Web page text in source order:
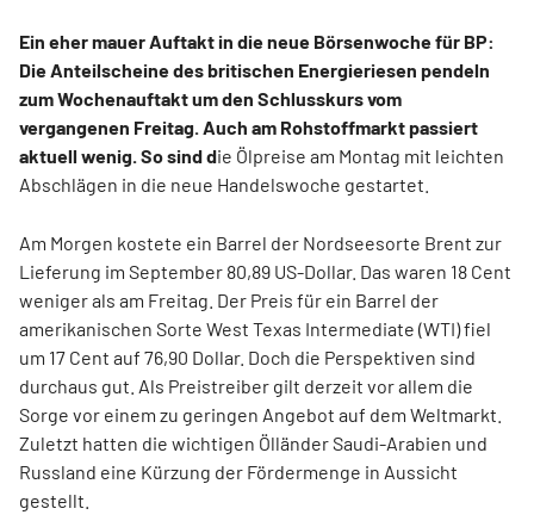
Ein eher mauer Auftakt in die neue Börsenwoche für BP:
Die Anteilscheine des britischen Energieriesen pendeln
zum Wochenauftakt um den Schlusskurs vom
vergangenen Freitag. Auch am Rohstoffmarkt passiert
aktuell wenig. So sind die Ölpreise am Montag mit leichten
Abschlägen in die neue Handelswoche gestartet.
Am Morgen kostete ein Barrel der Nordseesorte Brent zur
Lieferung im September 80,89 US-Dollar. Das waren 18 Cent
weniger als am Freitag. Der Preis für ein Barrel der
amerikanischen Sorte West Texas Intermediate (WTI) fiel
um 17 Cent auf 76,90 Dollar. Doch die Perspektiven sind
durchaus gut. Als Preistreiber gilt derzeit vor allem die
Sorge vor einem zu geringen Angebot auf dem Weltmarkt.
Zuletzt hatten die wichtigen Ölländer Saudi-Arabien und
Russland eine Kürzung der Fördermenge in Aussicht
gestellt.